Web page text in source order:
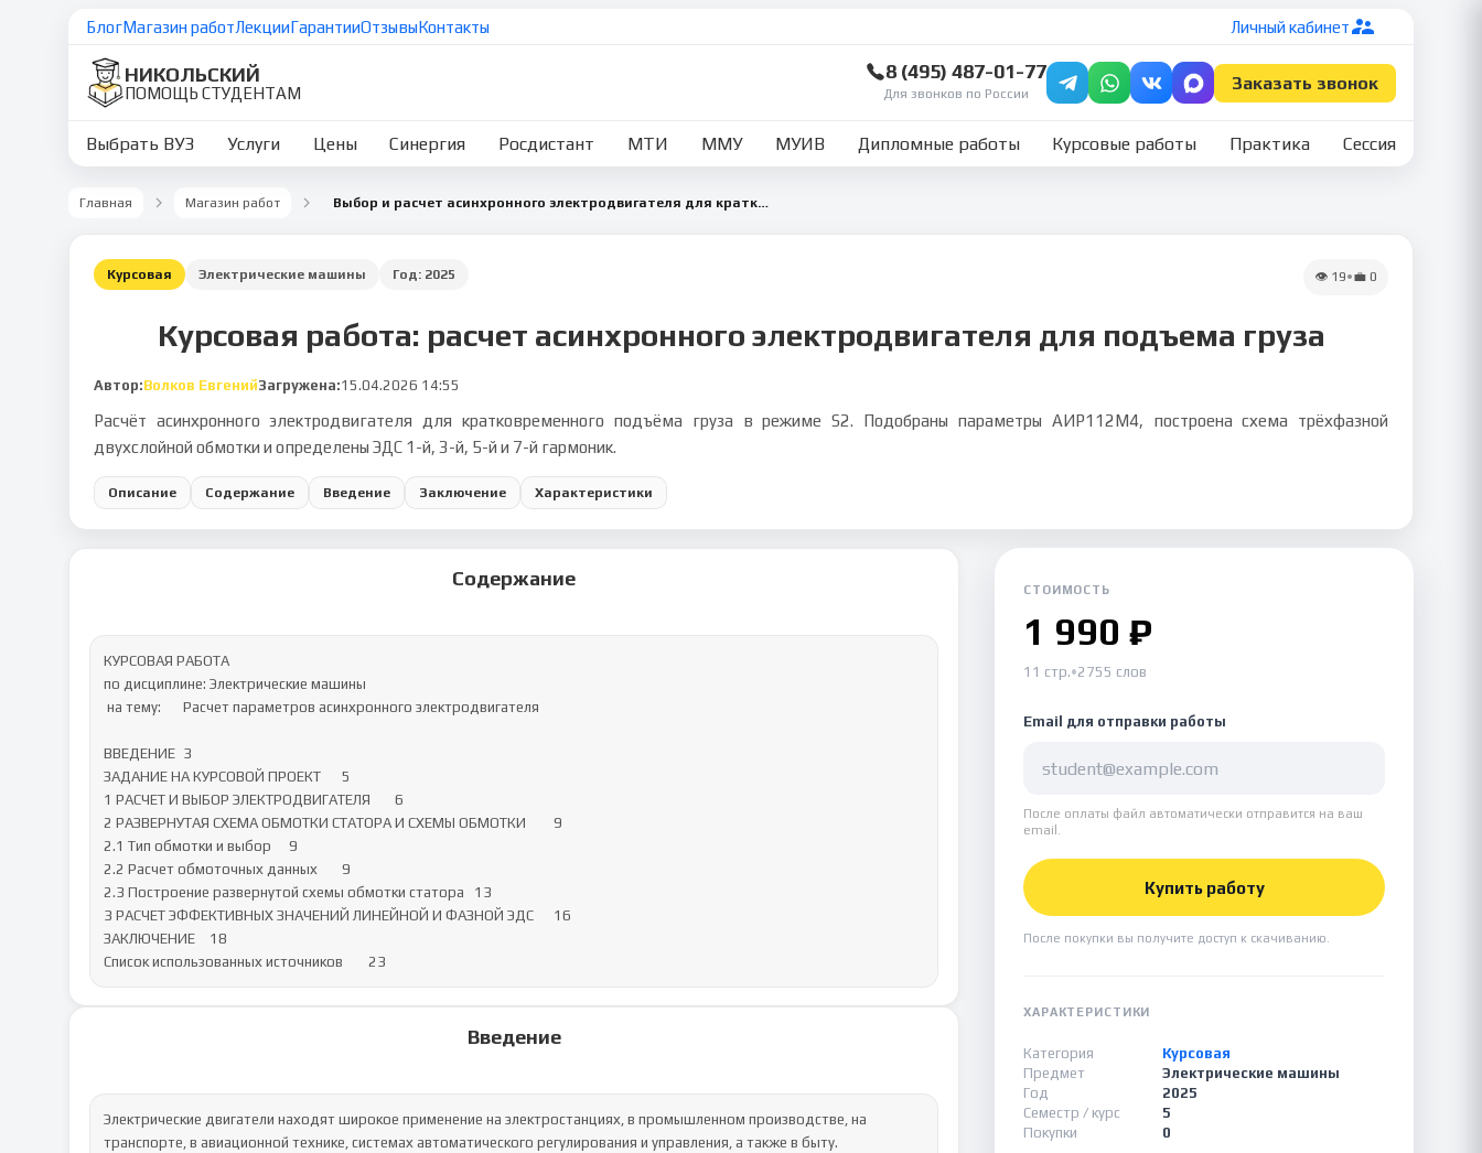
БлогМагазин работЛекцииГарантииОтзывыКонтакты Личный кабинет
НИКОЛЬСКИЙ
ПОМОЩЬ СТУДЕНТАМ
8 (495) 487-01-77
Для звонков по России
Заказать звонок
Выбрать ВУЗ Услуги Цены Синергия Росдистант МТИ ММУ МУИВ Дипломные работы Курсовые работы Практика Сессия
Главная Магазин работ Выбор и расчет асинхронного электродвигателя для кратковременного подъема груза
Курсовая Электрические машины Год: 2025 👁 19•💼 0
Курсовая работа: расчет асинхронного электродвигателя для подъема груза
Автор:Волков ЕвгенийЗагружена:15.04.2026 14:55
Расчёт асинхронного электродвигателя для кратковременного подъёма груза в режиме S2. Подобраны параметры АИР112М4, построена схема трёхфазной
двухслойной обмотки и определены ЭДС 1-й, 3-й, 5-й и 7-й гармоник.
Описание Содержание Введение Заключение Характеристики
Содержание
КУРСОВАЯ РАБОТА
по дисциплине:	Электрические машины
ВВЕДЕНИЕ	3
ЗАДАНИЕ НА КУРСОВОЙ ПРОЕКТ	5
1 РАСЧЕТ И ВЫБОР ЭЛЕКТРОДВИГАТЕЛЯ	6
2 РАЗВЕРНУТАЯ СХЕМА ОБМОТКИ СТАТОРА И СХЕМЫ ОБМОТКИ	9
2.1 Тип обмотки и выбор	9
2.2 Расчет обмоточных данных	9
2.3 Построение развернутой схемы обмотки статора	13
3 РАСЧЕТ ЭФФЕКТИВНЫХ ЗНАЧЕНИЙ ЛИНЕЙНОЙ И ФАЗНОЙ ЭДС	16
ЗАКЛЮЧЕНИЕ	18
Список использованных источников	23
Введение
Электрические двигатели находят широкое применение на электростанциях, в промышленном производстве, на
транспорте, в авиационной технике, системах автоматического регулирования и управления, а также в быту.
СТОИМОСТЬ
1 990 ₽
11 стр.•2755 слов
Email для отправки работы
После оплаты файл автоматически отправится на ваш
email.
Купить работу
После покупки вы получите доступ к скачиванию.
ХАРАКТЕРИСТИКИ
Категория
Курсовая
Предмет
Электрические машины
Год
2025
Семестр / курс
5
Покупки
0